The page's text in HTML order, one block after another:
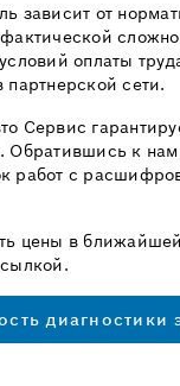
зависит от
оплаты
сети.
Сервис
Обратившись к
работ с
цены в
диагностики